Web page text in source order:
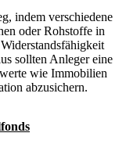
indem verschiedene
oder Rohstoffe in
sollten Anleger eine
wie Immobilien
abzusichern.